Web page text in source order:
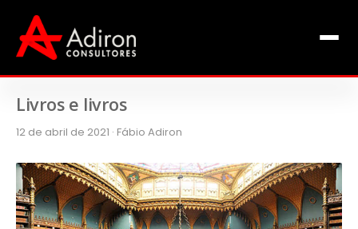
Livros de Fábio Adiron
Blog
Contato
Livros e livros
12 de abril de 2021 · Fábio Adiron